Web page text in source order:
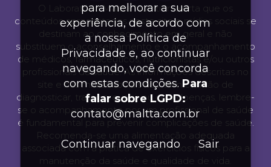
O Laboratório Maltta Nutrition alerta que os
conteúdos apresentados neste site e mídias sociais se
destinam ao conhecimento em geral e não
substituem o aconselhamento e o acompanhamento
de médicos, farmacêuticos, nutricionistas e/ou outros
profissionais da saúde. As informações descritas no
site e nas mídias sociais não tem condão de
diagnosticar, tratar, prevenir ou cura doenças. lembre-
se o acompanhamento por um profissional de saúde
é fundamental para prevenir complicações de saúde.
Recomenda-se uma alimentação adequada
associada com a prática de exercícios físicos para a
manutenção da saúde e qualidade de vida.
para melhorar a sua
experiência, de acordo com
a nossa Política de
Privacidade e, ao continuar
navegando, você concorda
com estas condições. Para
falar sobre LGPD:
contato@maltta.com.br
Continuar navegando Sair